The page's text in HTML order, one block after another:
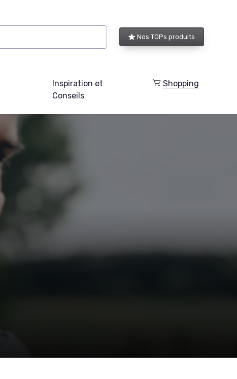
Nos TOPs produits
Inspiration et
Conseils
Shopping